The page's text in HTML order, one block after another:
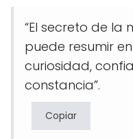
“El secreto de la
puede resumir
curiosidad,
constancia”.
Copiar